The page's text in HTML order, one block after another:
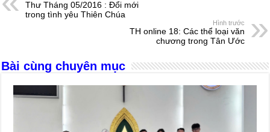
b
k
n
A
d
s
Thư Tháng 05/2016 : Đổi mới
trong tình yêu Thiên Chúa
Hình trước
TH online 18: Các thể loại văn
chương trong Tân Ước
Bài cùng chuyên mục